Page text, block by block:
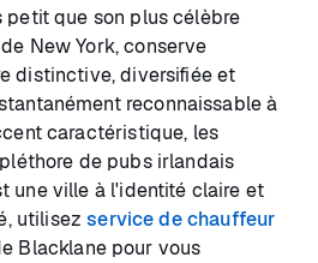
petit que son plus célèbre
New York, conserve
distinctive, diversifiée et
reconnaissable à
caractéristique, les
de pubs irlandais
une ville à l'identité claire et
utilisezservice de chauffeur
Blacklane pour vous